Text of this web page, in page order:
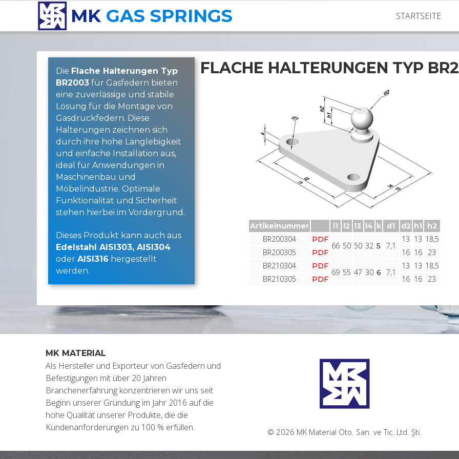
MK GAS SPRINGS STARTSEITE
Die Flache Halterungen Typ
BR2003 für Gasfedern bieten
eine zuverlässige und stabile
Lösung für die Montage von
Gasdruckfedern. Diese
Halterungen zeichnen sich
durch ihre hohe Langlebigkeit
und einfache Installation aus,
ideal für Anwendungen in
Maschinenbau und
Möbelindustrie. Optimale
Funktionalität und Sicherheit
stehen hierbei im Vordergrund.
Dieses Produkt kann auch aus
Edelstahl AISI303, AISI304
oder AISI316 hergestellt
werden.
FLACHE HALTERUNGEN TYP
Artikelnummer l1 l2 l3 l4 k d1 d2 h1 h2
BR200304 PDF
66 50 50 32 5 7,1
13 13 18,5
BR200305
PDF 16 16
23
BR210304
PDF
69 55 47 30 6 7,1
13 13 18,5
BR210305
PDF 16 16 23
MK MATERIAL
Als Hersteller und Exporteur von Gasfedern und
Befestigungen mit über 20 Jahren
Branchenerfahrung konzentrieren wir uns seit
Beginn unserer Gründung im Jahr 2016 auf die
hohe Qualität unserer Produkte, die die
Kundenanforderungen zu 100 % erfüllen.
© 2026 MK Material Oto. San. ve Tic. Ltd. Şti.